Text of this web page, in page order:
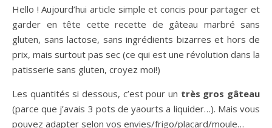
Hello ! Aujourd’hui article simple et concis pour partager et
garder en tête cette recette de gâteau marbré sans
gluten, sans lactose, sans ingrédients bizarres et hors de
prix, mais surtout pas sec (ce qui est une révolution dans la
patisserie sans gluten, croyez moi!)
Les quantités si dessous, c’est pour un très gros gâteau
(parce que j’avais 3 pots de yaourts a liquider…). Mais vous
pouvez adapter selon vos envies/frigo/placard/moule…